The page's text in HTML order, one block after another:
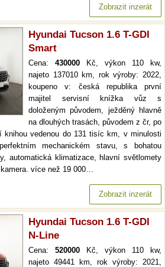
Zobrazit inzerát
Hyundai Tucson 1.6 T-GDI
Smart
Cena: 430000 Kč, výkon 110 kw,
najeto 137010 km, rok výroby: 2022,
koupeno v: česká republika první
majitel servisní knížka vůz s
doloženým původem, ježděný hlavně
na dlouhých trasách, původem z čr, po
knihou vedenou do 131 tisíc km, v minulosti
mechanickém stavu, s bohatou
automatická klimatizace, hlavní světlomety
více než 19 000…
Zobrazit inzerát
Hyundai Tucson 1.6 T-GDI
N-Line
Cena: 520000 Kč, výkon 110 kw,
najeto 49441 km, rok výroby: 2021,